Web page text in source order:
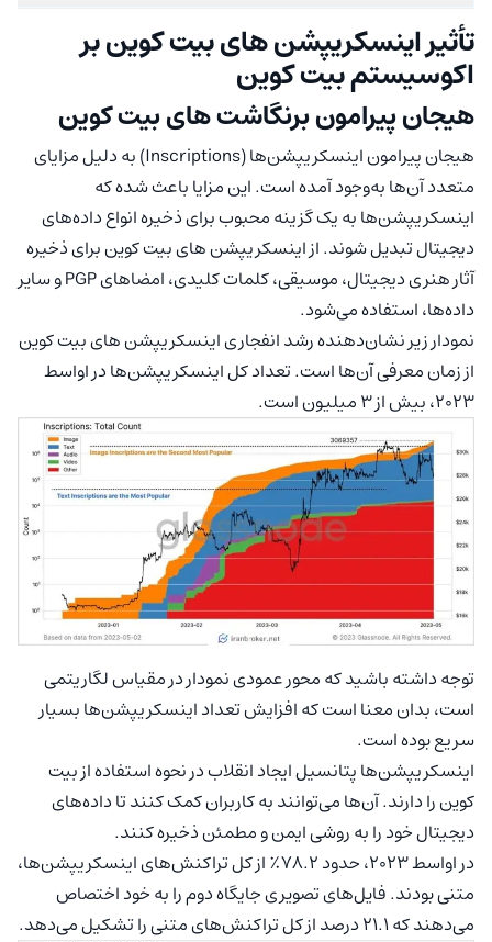
تأثیر اینسکریپشن های بیت کوین بر
اکوسیستم بیت کوین
هیجان پیرامون برنگاشت های بیت کوین
هیجان پیرامون اینسکریپشن‌‌ها (Inscriptions) به دلیل مزایای
متعدد آن‌ها به‌وجود آمده است. این مزایا باعث شده که
اینسکریپشن‌‌‌ها به یک گزینه محبوب برای ذخیره انواع داده‌های
دیجیتال تبدیل شوند. از اینسکریپشن های بیت کوین برای ذخیره
آثار هنری دیجیتال، موسیقی، کلمات کلیدی، امضاهای PGP و سایر
داده‌ها، استفاده می‌شود.
نمودار زیر نشان‌دهنده رشد انفجاری اینسکریپشن های بیت کوین
از زمان معرفی آن‌ها است. تعداد کل اینسکریپشن‌‌ها در اواسط
۲۰۲۳، بیش از ۳ میلیون است.
توجه داشته باشید که محور عمودی نمودار در مقیاس لگاریتمی
است، بدان معنا است که افزایش تعداد اینسکریپشن‌‌ها بسیار
سریع بوده است.
اینسکریپشن‌‌ها پتانسیل ایجاد انقلاب در نحوه استفاده از بیت
کوین را دارند. آن‌ها می‌توانند به کاربران کمک کنند تا داده‌های
دیجیتال خود را به روشی ایمن و مطمئن ذخیره کنند.
در اواسط ۲۰۲۳، حدود ۷۸.۲٪ از کل تراکنش‌های اینسکریپشن‌ها،
متنی بودند. فایل‌های تصویری جایگاه دوم را به خود اختصاص
می‌دهند که ۲۱.۱ درصد از کل تراکنش‌های متنی را تشکیل می‌دهد.